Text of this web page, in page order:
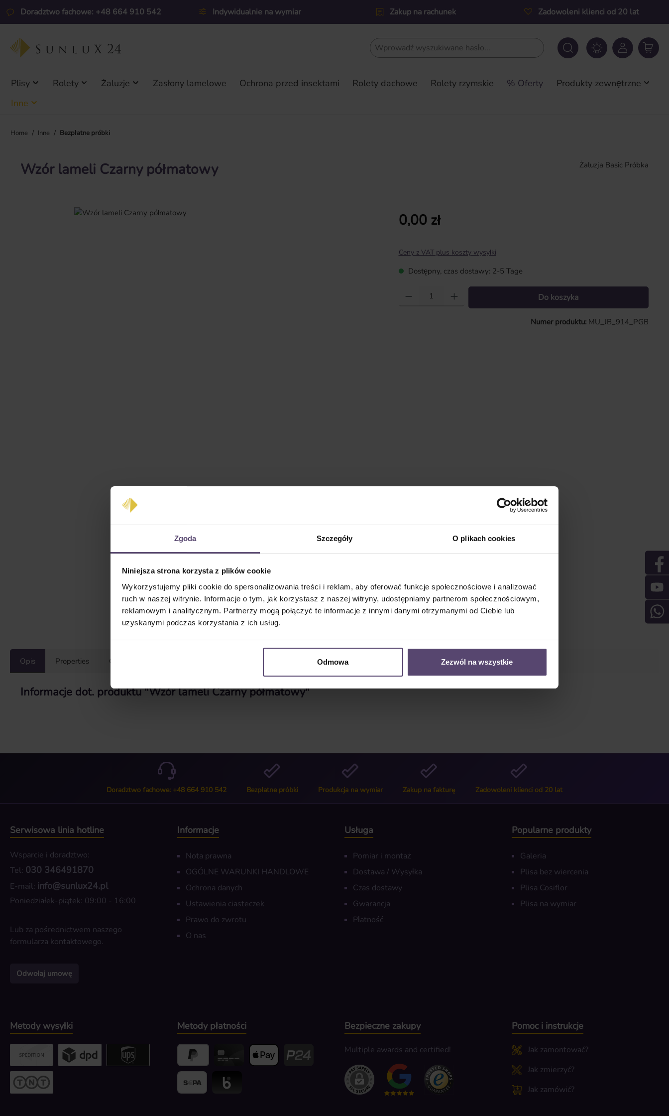
Zgoda Szczegóły O plikach cookies
Niniejsza strona korzysta z plików cookie
Wykorzystujemy pliki cookie do spersonalizowania treści i reklam, aby oferować funkcje społecznościowe i analizować
ruch w naszej witrynie. Informacje o tym, jak korzystasz z naszej witryny, udostępniamy partnerom społecznościowym,
reklamowym i analitycznym. Partnerzy mogą połączyć te informacje z innymi danymi otrzymanymi od Ciebie lub
uzyskanymi podczas korzystania z ich usług.
Odmowa Zezwól na wszystkie
do głównej zawartości
Przejdź do wyszukiwania
Przejdź do głównej nawigacji
Doradztwo fachowe: +48 664 910 542 Indywidualnie na wymiar Zakup na rachunek Zadowoleni klienci od 20 lat
Plisy Rolety Żaluzje Zasłony lamelowe Ochrona przed insektami Rolety dachowe Rolety rzymskie % Oferty
Produkty zewnętrzne
Inne
Home / Inne / Bezpłatne próbki
Wzór lameli Czarny półmatowy Żaluzja Basic Próbka
Pomiń galerię zdjęć Cena regularna:
0,00 zł
Ceny z VAT plus koszty wysyłki
Dostępny, czas dostawy: 2-5 Tage
Ilość produktu: Wprowadź żądaną ilość lub użyj przycisków, aby zwiększyć lub
Do koszyka
Numer produktu: MU_JB_914_PGB
Opis Properties Opinie/Recenzje
Informacje dot. produktu "Wzór lameli Czarny półmatowy"
Doradztwo fachowe: +48 664 910 542 Bezpłatne próbki Produkcja na wymiar Zakup na fakturę Zadowoleni klienci od 20 lat
Serwisowa linia hotline
Wsparcie i doradztwo:
Tel: 030 346491870
E-mail: info@sunlux24.pl
Poniedziałek-piątek: 09:00 - 16:00
Lub za pośrednictwem naszego
formularza kontaktowego.
Odwołaj umowę
Informacje
Nota prawna
OGÓLNE WARUNKI HANDLOWE
Ochrona danych
Ustawienia ciasteczek
Prawo do zwrotu
O nas
Usługa
Pomiar i montaż
Dostawa / Wysyłka
Czas dostawy
Gwarancja
Płatność
Popularne produkty
Galeria
Plisa bez wiercenia
Plisa Cosiflor
Plisa na wymiar
Metody płatności
PayPal
Metody wysyłki
Custom image 2
Bezpieczne zakupy
Multiple awards and certified!
Pomoc i instrukcje
Jak zamontować?
Jak zmierzyć?
Jak zamówić?